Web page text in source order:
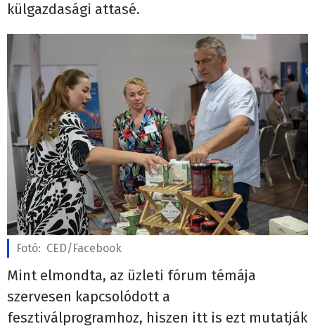
külgazdasági attasé.
Fotó: CED/Facebook
Mint elmondta, az üzleti fórum témája
szervesen kapcsolódott a
fesztiválprogramhoz, hiszen itt is ezt mutatják